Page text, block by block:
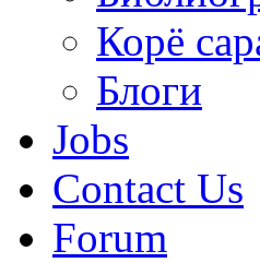
Корё
Блоги
Jobs
Contact Us
Forum